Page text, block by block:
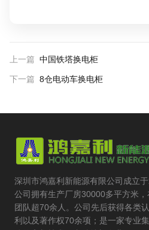
上一篇 中国铁塔换电柜
下一篇 8仓电动车换电柜
深圳市鸿嘉利新能源有限公司成立
公司拥有生产厂房30000多平方米
团队超70余人。公司先后获得各类
利以及著作权70余项；是一家专业